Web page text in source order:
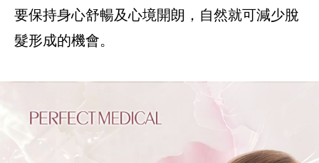
要保持身心舒暢及心境開朗，自然就可減少脫
髮形成的機會。